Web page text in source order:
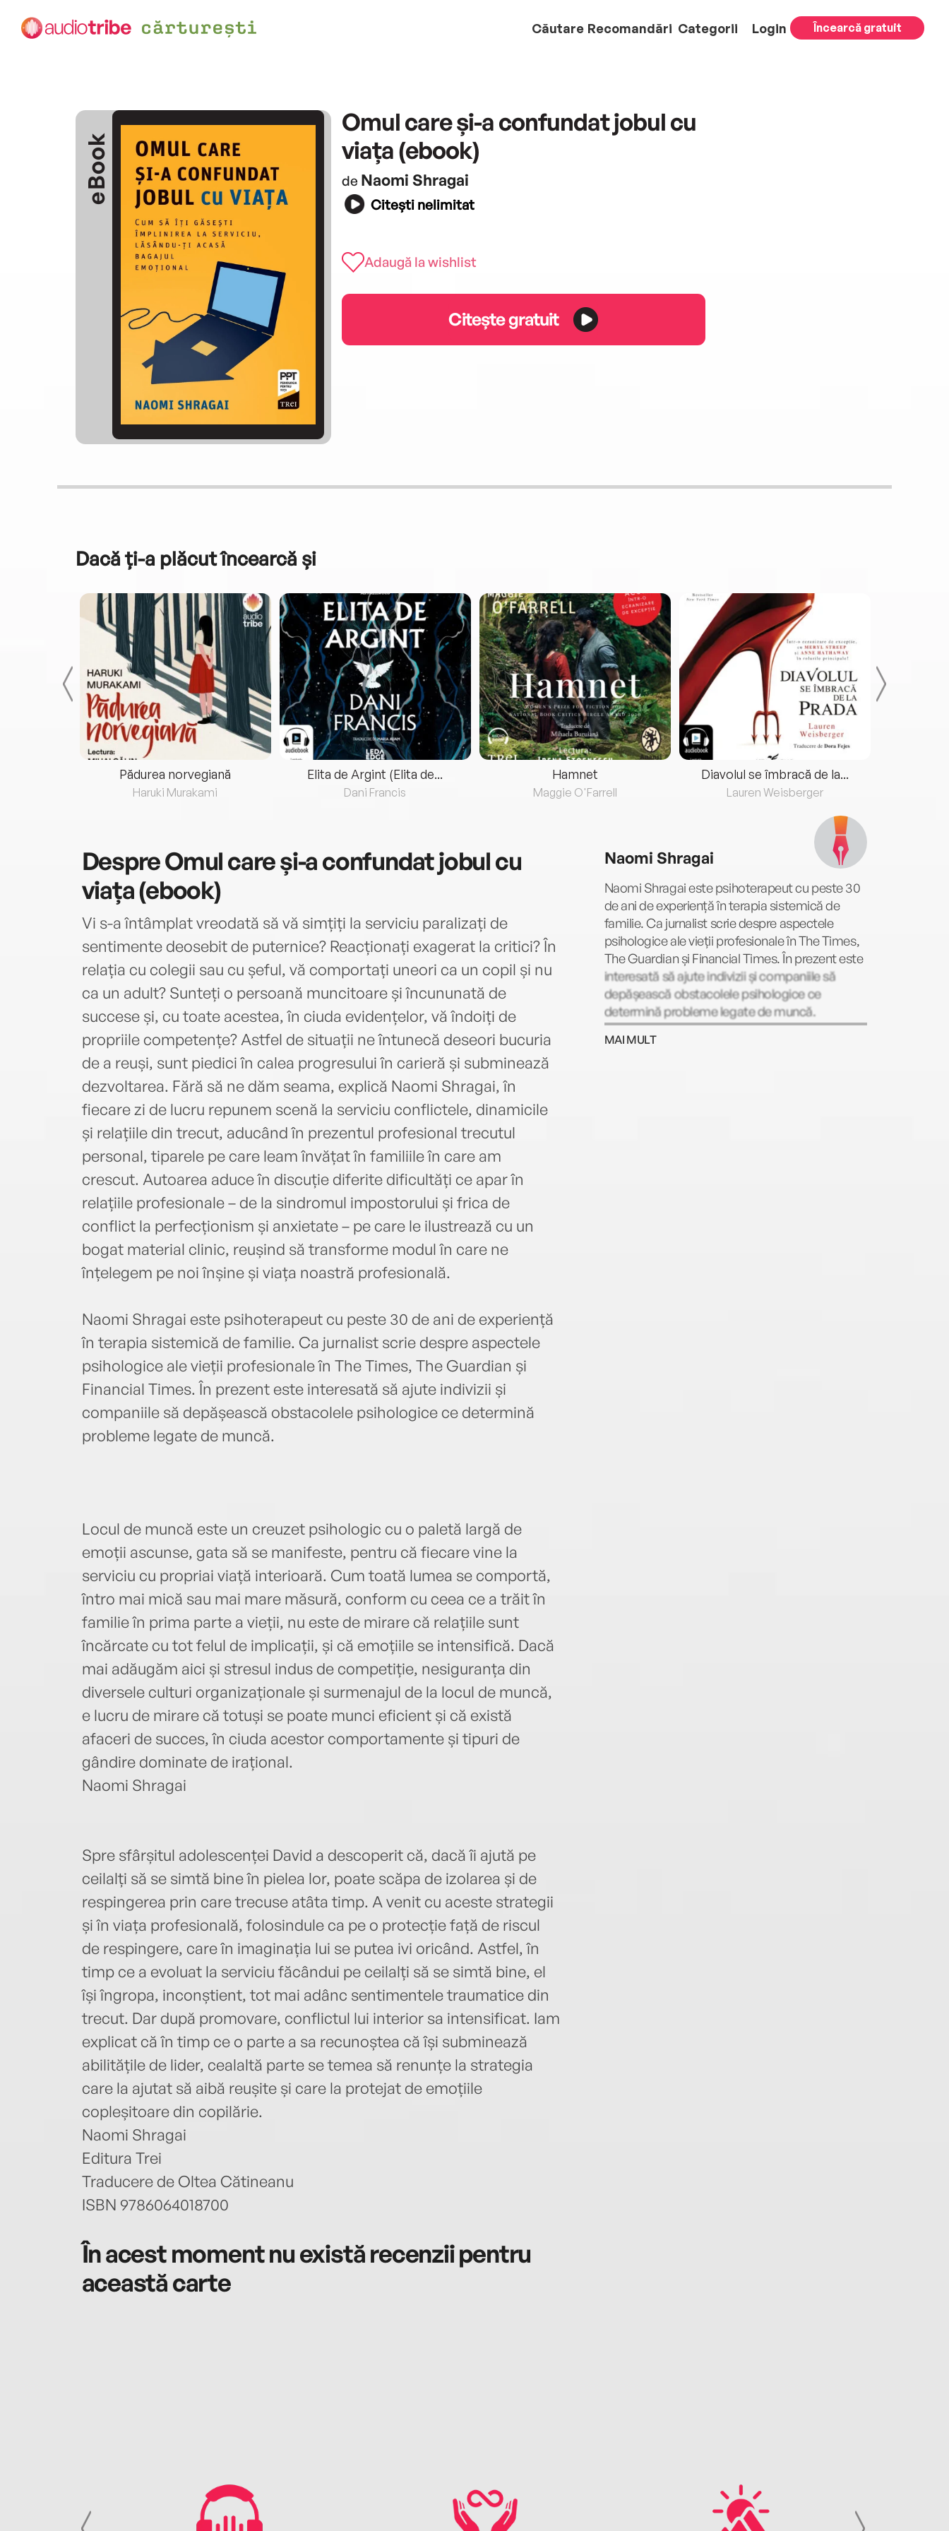
Căutare Recomandări Categorii Login Încearcă gratuit
eBook
Omul care și-a confundat jobul cu
viața (ebook)
de Naomi Shragai
Citești nelimitat
Adaugă la wishlist
Citește gratuit
Dacă ți-a plăcut încearcă și
Pădurea norvegiană
Haruki Murakami
Elita de Argint (Elita de...
Dani Francis
Hamnet
Maggie O'Farrell
Diavolul se îmbracă de la...
Lauren Weisberger
DespreOmul care și-a confundat jobul cu
viața (ebook)
Vi s-a întâmplat vreodată să vă simțiți la serviciu paralizați de
sentimente deosebit de puternice? Reacționați exagerat la critici? În
relația cu colegii sau cu șeful, vă comportați uneori ca un copil și nu
ca un adult? Sunteți o persoană muncitoare și încununată de
succese și, cu toate acestea, în ciuda evidențelor, vă îndoiți de
propriile competențe? Astfel de situații ne întunecă deseori bucuria
de a reuși, sunt piedici în calea progresului în carieră și subminează
dezvoltarea. Fără să ne dăm seama, explică Naomi Shragai, în
fiecare zi de lucru repunem scenă la serviciu conflictele, dinamicile
și relațiile din trecut, aducând în prezentul profesional trecutul
personal, tiparele pe care leam învățat în familiile în care am
crescut. Autoarea aduce în discuție diferite dificultăți ce apar în
relațiile profesionale – de la sindromul impostorului și frica de
conflict la perfecționism și anxietate – pe care le ilustrează cu un
bogat material clinic, reușind să transforme modul în care ne
înțelegem pe noi înșine și viața noastră profesională.
Naomi Shragai este psihoterapeut cu peste 30 de ani de experiență
în terapia sistemică de familie. Ca jurnalist scrie despre aspectele
psihologice ale vieții profesionale în The Times, The Guardian și
Financial Times. În prezent este interesată să ajute indivizii și
companiile să depășească obstacolele psihologice ce determină
probleme legate de muncă.
Locul de muncă este un creuzet psihologic cu o paletă largă de
emoții ascunse, gata să se manifeste, pentru că fiecare vine la
serviciu cu propriai viață interioară. Cum toată lumea se comportă,
întro mai mică sau mai mare măsură, conform cu ceea ce a trăit în
familie în prima parte a vieții, nu este de mirare că relațiile sunt
încărcate cu tot felul de implicații, și că emoțiile se intensifică. Dacă
mai adăugăm aici și stresul indus de competiție, nesiguranța din
diversele culturi organizaționale și surmenajul de la locul de muncă,
e lucru de mirare că totuși se poate munci eficient și că există
afaceri de succes, în ciuda acestor comportamente și tipuri de
gândire dominate de irațional.
Naomi Shragai
Spre sfârșitul adolescenței David a descoperit că, dacă îi ajută pe
ceilalți să se simtă bine în pielea lor, poate scăpa de izolarea și de
respingerea prin care trecuse atâta timp. A venit cu aceste strategii
și în viața profesională, folosindule ca pe o protecție față de riscul
de respingere, care în imaginația lui se putea ivi oricând. Astfel, în
timp ce a evoluat la serviciu făcândui pe ceilalți să se simtă bine, el
își îngropa, inconștient, tot mai adânc sentimentele traumatice din
trecut. Dar după promovare, conflictul lui interior sa intensificat. Iam
explicat că în timp ce o parte a sa recunoștea că își subminează
abilitățile de lider, cealaltă parte se temea să renunțe la strategia
care la ajutat să aibă reușite și care la protejat de emoțiile
copleșitoare din copilărie.
Naomi Shragai
Editura Trei
Traducere de Oltea Cătineanu
ISBN 9786064018700
În acest moment nu există recenzii pentru
această carte
Naomi Shragai
Naomi Shragai este psihoterapeut cu peste 30
de ani de experiență în terapia sistemică de
familie. Ca jurnalist scrie despre aspectele
psihologice ale vieții profesionale în The Times,
The Guardian și Financial Times. În prezent este
interesată să ajute indivizii și companiile să
depășească obstacolele psihologice ce
determină probleme legate de muncă.
MAI MULT